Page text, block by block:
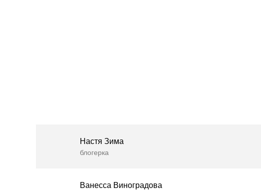
Настя Зима
блогерка
Ванесса Виноградова